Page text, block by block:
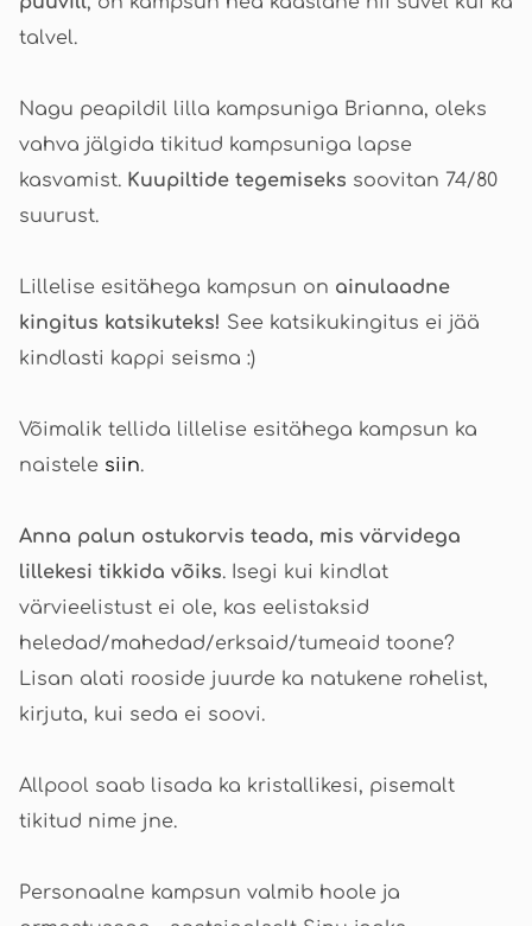
talvel.
Nagu peapildil lilla kampsuniga Brianna, oleks
vahva jälgida tikitud kampsuniga lapse
kasvamist. Kuupiltide tegemiseks soovitan 74/80
suurust.
Lillelise esitähega kampsun on ainulaadne
kingitus katsikuteks! See katsikukingitus ei jää
kindlasti kappi seisma :)
Võimalik tellida lillelise esitähega kampsun ka
naistele siin.
Anna palun ostukorvis teada, mis värvidega
lillekesi tikkida võiks. Isegi kui kindlat
värvieelistust ei ole, kas eelistaksid
heledad/mahedad/erksaid/tumeaid toone?
Lisan alati rooside juurde ka natukene rohelist,
kirjuta, kui seda ei soovi.
Allpool saab lisada ka kristallikesi, pisemalt
tikitud nime jne.
Personaalne kampsun valmib hoole ja